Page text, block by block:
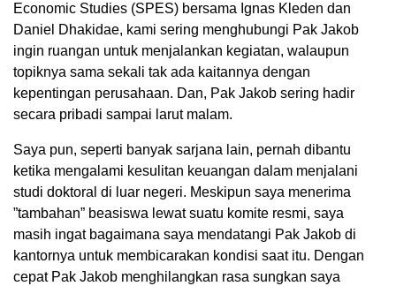
Economic Studies (SPES) bersama Ignas Kleden dan
Daniel Dhakidae, kami sering menghubungi Pak Jakob
ingin ruangan untuk menjalankan kegiatan, walaupun
topiknya sama sekali tak ada kaitannya dengan
kepentingan perusahaan. Dan, Pak Jakob sering hadir
secara pribadi sampai larut malam.
Saya pun, seperti banyak sarjana lain, pernah dibantu
ketika mengalami kesulitan keuangan dalam menjalani
studi doktoral di luar negeri. Meskipun saya menerima
”tambahan” beasiswa lewat suatu komite resmi, saya
masih ingat bagaimana saya mendatangi Pak Jakob di
kantornya untuk membicarakan kondisi saat itu. Dengan
cepat Pak Jakob menghilangkan rasa sungkan saya